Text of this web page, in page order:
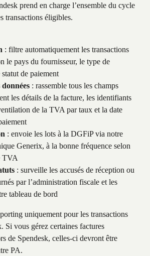
prend en charge l’ensemble du cycle
transactions éligibles.
: filtre automatiquement les transactions
le pays du fournisseur, le type de
de paiement
: rassemble tous les champs
les détails de la facture, les identifiants
de la TVA par taux et la date
: envoie les lots à la DGFiP via notre
Generix, à la bonne fréquence selon
TVA
: surveille les accusés de réception ou
par l’administration fiscale et les
tableau de bord
uniquement pour les transactions
Si vous gérez certaines factures
de Spendesk, celles-ci devront être
PA.